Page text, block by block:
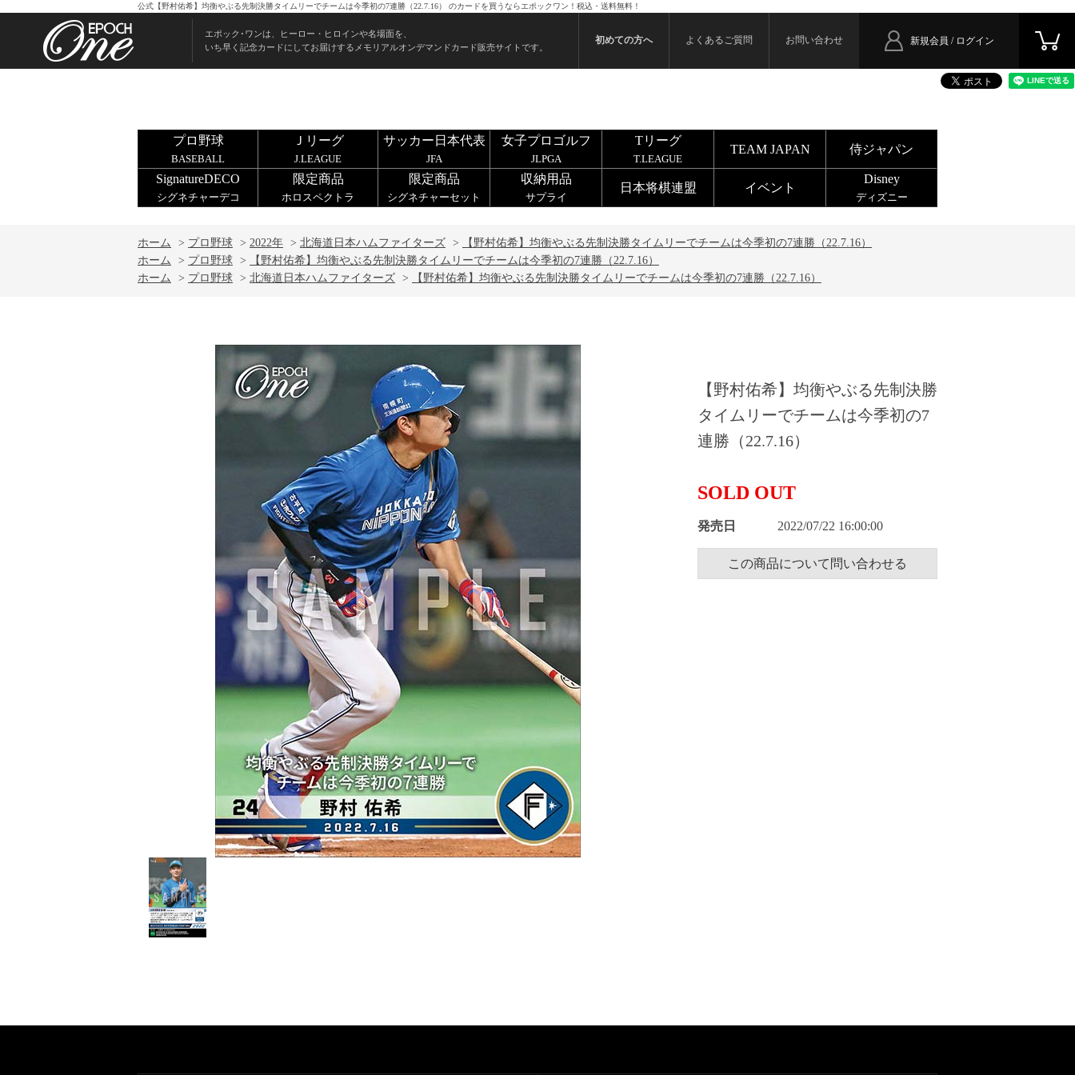
公式【野村佑希】均衡やぶる先制決勝タイムリーでチームは今季初の7連勝（22.7.16） のカードを買うならエポックワン！税込・送料無料！
エポック･ワンは、ヒーロー・ヒロインや名場面を、
いち早く記念カードにしてお届けするメモリアルオンデマンドカード販売サイトです。
新規会員 / ログイン
初めての方へ よくあるご質問 お問い合わせ
プロ野球
BASEBALL
Ｊリーグ
J.LEAGUE
サッカー日本代表
JFA
女子プロゴルフ
JLPGA
Tリーグ
T.LEAGUE
TEAM JAPAN 侍ジャパン
SignatureDECO
シグネチャーデコ
限定商品
ホロスペクトラ
限定商品
シグネチャーセット
収納用品
サプライ
日本将棋連盟 イベント
Disney
ディズニー
ホーム > プロ野球 > 2022年 > 北海道日本ハムファイターズ >
【野村佑希】均衡やぶる先制決勝タイムリーでチームは今季初の7連勝（22.7.16）
ホーム
> プロ野球 >
【野村佑希】均衡やぶる先制決勝タイムリーでチームは今季初の7連勝（22.7.16）
ホーム
> プロ野球 > 北海道日本ハムファイターズ > 【野村佑希】均衡やぶる先制決勝タイムリーでチームは今季初の7連勝（22.7.16）
【野村佑希】均衡やぶる先制決勝
タイムリーでチームは今季初の7
連勝（22.7.16）
SOLD OUT
発売日 2022/07/22 16:00:00
この商品について問い合わせる